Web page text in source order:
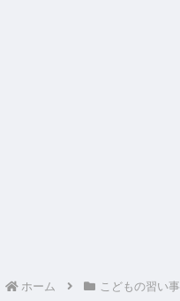
ホーム こどもの習い事